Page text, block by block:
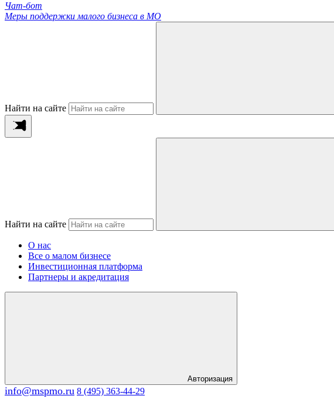
Чат-бот
Меры поддержки малого бизнеса в МО
Найти на сайте
Найти на сайте
О нас
Все о малом бизнесе
Инвестиционная платформа
Партнеры и акредитация
Авторизация
info@mspmo.ru 8 (495) 363-44-29